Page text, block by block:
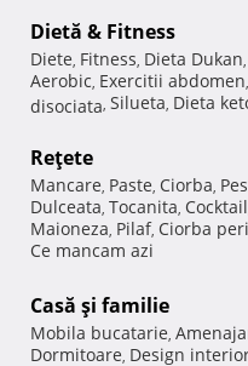
Dietă & Fitness
Diete, Fitness, Dieta Dukan,
Aerobic, Exercitii abdomen,
disociata, Silueta, Dieta
Reţete
Mancare, Paste, Ciorba,
Dulceata, Tocanita, Cocktail
Maioneza, Pilaf, Ciorba
Ce mancam azi
Casă şi familie
Mobila bucatarie,
Dormitoare, Design